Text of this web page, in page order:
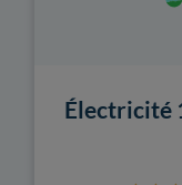
Électricité